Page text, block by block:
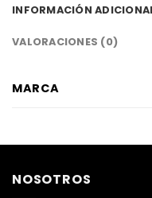
INFORMACIÓN
VALORACIONES (0)
MARCA
NOSOTROS